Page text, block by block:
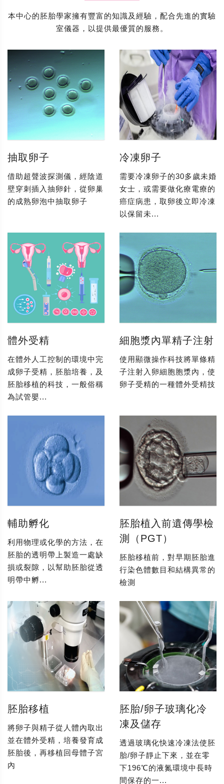
本中心的胚胎學家擁有豐富的知識及經驗，配合先進的實驗
室儀器，以提供最優質的服務。
抽取卵子
借助超聲波探測儀，經陰道
壁穿刺插入抽卵針，從卵巢
的成熟卵泡中抽取卵子
冷凍卵子
需要冷凍卵子的30多歲未婚
女士，或需要做化療電療的
癌症病患，取卵後立即冷凍
以保留未...
體外受精
在體外人工控制的環境中完
成卵子受精，胚胎培養，及
胚胎移植的科技，一般俗稱
為試管嬰...
細胞漿內單精子注射
使用顯微操作科技將單條精
子注射入卵細胞胞漿內，使
卵子受精的一種體外受精技
輔助孵化
利用物理或化學的方法，在
胚胎的透明帶上製造一處缺
損或裂隙，以幫助胚胎從透
明帶中孵...
胚胎植入前遺傳學檢
測（PGT）
胚胎移植前，對早期胚胎進
行染色體數目和結構異常的
檢測
胚胎移植
將卵子與精子從人體內取出
並在體外受精，培養發育成
胚胎後，再移植回母體子宮
內
胚胎/卵子玻璃化冷
凍及儲存
透過玻璃化快速冷凍法使胚
胎/卵子靜止下來，並在零
下196℃的液氮環境中長時
間保存的一...